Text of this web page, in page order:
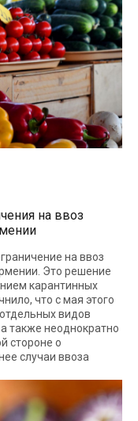
на ввоз
на ввоз
Это решение
карантинных
что с мая этого
видов
также неоднократно
стороне о
случаи ввоза